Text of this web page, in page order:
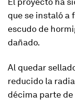
que se instaló a
escudo de
dañado.
Al quedar
reducido la
décima parte